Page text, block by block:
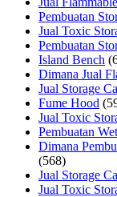
Pembuatan
Jual Toxic
Pembuatan
Island Bench
Dimana Jual
Jual Storage
Fume Hood
Jual Toxic
Pembuatan
Dimana
(568)
Jual Storage
Jual Toxic